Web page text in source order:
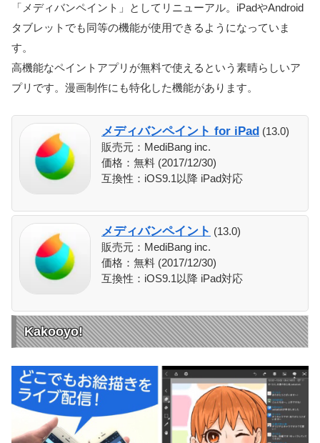
「メディバンペイント」としてリニューアル。iPadやAndroid
タブレットでも同等の機能が使用できるようになっていま
す。
高機能なペイントアプリが無料で使えるという素晴らしいア
プリです。漫画制作にも特化した機能があります。
メディバンペイント for iPad (13.0)
販売元：MediBang inc.
価格：無料 (2017/12/30)
互換性：iOS9.1以降 iPad対応
メディバンペイント (13.0)
販売元：MediBang inc.
価格：無料 (2017/12/30)
互換性：iOS9.1以降 iPad対応
Kakooyo!